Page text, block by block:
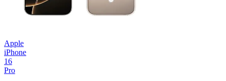
Apple
iPhone
16
Pro